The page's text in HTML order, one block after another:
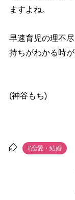
ますよね。
早速育児の理不
持ちがわかる時
(神谷もち)
#恋愛・結婚